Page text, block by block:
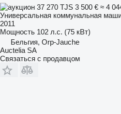
37 270 TJS 3 500 € ≈ 4
Универсальная коммунальная
2011
Мощность 102 л.с. (75 кВт)
Бельгия, Orp-Jauche
Auctelia SA
Связаться с продавцом